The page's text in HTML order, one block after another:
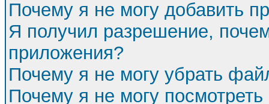
Почему я не могу добавить
Я получил разрешение,
приложения?
Почему я не могу убрать
Почему я не могу